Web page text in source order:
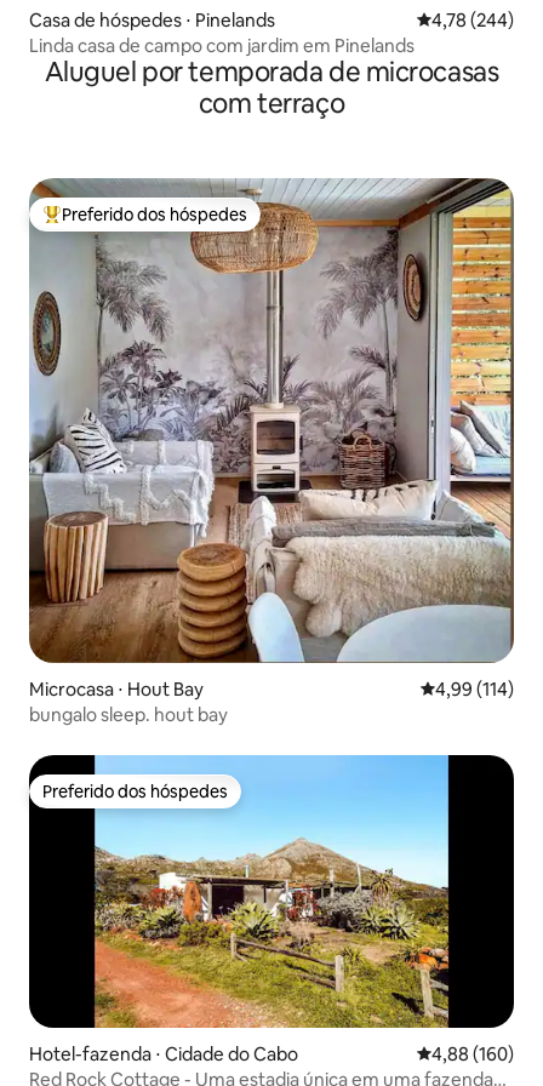
Casa de hóspedes ⋅ Pinelands 4,78 de uma
4,78 (244)
Linda casa de campo com jardim em Pinelands
Aluguel por temporada de microcasas
com terraço
Entre os melhores preferidos dos hóspedes
Preferido dos hóspedes
Microcasa ⋅ Hout Bay 4,99 de uma
4,99 (114)
bungalo sleep. hout bay
Preferido dos hóspedes
Preferido dos hóspedes
Hotel-fazenda ⋅ Cidade do Cabo 4,88 de uma
4,88 (160)
Red Rock Cottage - Uma estadia única em uma fazenda